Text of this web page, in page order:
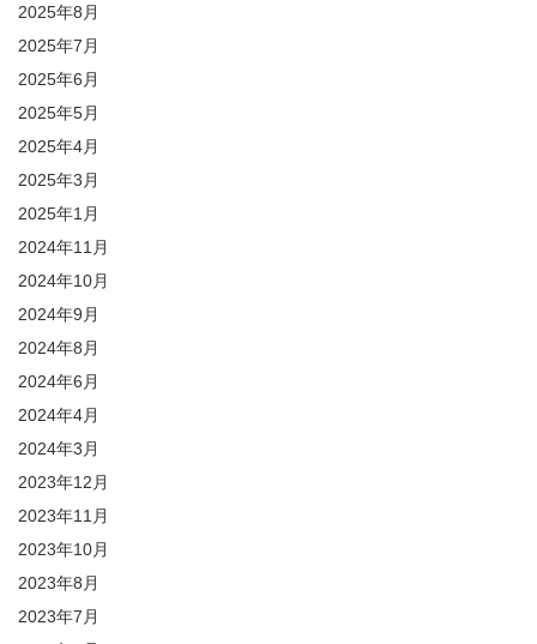
2025年8月
2025年7月
2025年6月
2025年5月
2025年4月
2025年3月
2025年1月
2024年11月
2024年10月
2024年9月
2024年8月
2024年6月
2024年4月
2024年3月
2023年12月
2023年11月
2023年10月
2023年8月
2023年7月